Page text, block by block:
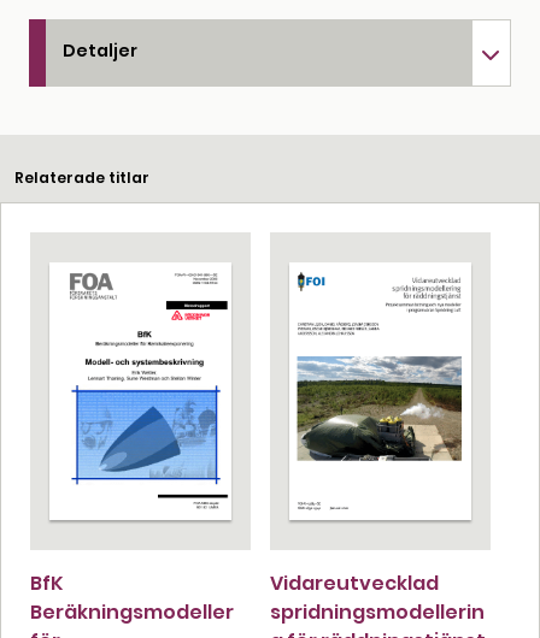
Detaljer
Relaterade titlar
BfK
Beräkningsmodeller
Vidareutvecklad
spridningsmodellerin